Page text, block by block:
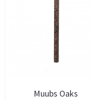
Muubs Oaks